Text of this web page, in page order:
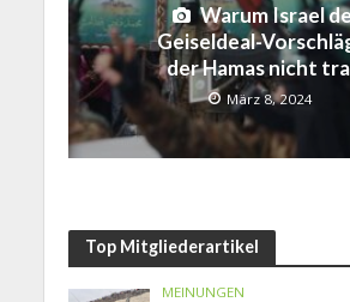
Warum Israel
Geiseldeal-
der Hamas nicht
März 8, 2024
Top Mitgliederartikel
MEINUNGEN